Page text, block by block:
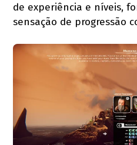
de experiência e níveis,
sensação de progressão